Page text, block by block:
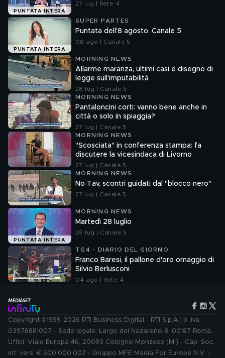
PUNTATA INTERA
27 lug | Rete 4
PUNTATA INTERA
SUPER PARTES
Puntata dell'8 agosto, Canale 5
08 ago | Canale 5
MORNING NEWS
Allarme maranza, ultimi casi e disegno di
legge sull'imputabilità
28 lug | Canale 5
MORNING NEWS
Pantaloncini corti: vanno bene anche in
città o solo in spiaggia?
27 lug | Canale 5
MORNING NEWS
"Scosciata" in conferenza stampa: fa
discutere la vicesindaca di Livorno
27 lug | Canale 5
MORNING NEWS
No Tav, scontri guidati dal "blocco nero"
27 lug | Canale 5
PUNTATA INTERA
MORNING NEWS
Martedì 28 luglio
28 lug | Canale 5
TG4 - DIARIO DEL GIORNO
Franco Baresi, il pallone d'oro omaggio di
Silvio Berlusconi
04 ago | Rete 4
Copyright ©1999-2026 RTI Business Digital - RTI S.p.A.: p. iva
03976881007 - Sede legale: Largo del Nazareno 8, 00187 Roma.
Uffici: Viale Europa 46, 20093 Cologno Monzese (MI) - Cap. Soc.
int. vers. € 500.000.007 - Gruppo MFE Media For Europe N.V. -